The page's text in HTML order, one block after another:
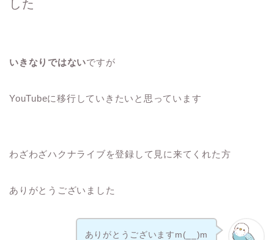
した
いきなりではないですが
YouTubeに移行していきたいと思っています
わざわざハクナライブを登録して見に来てくれた方
ありがとうございました
ありがとうございますm(__)m